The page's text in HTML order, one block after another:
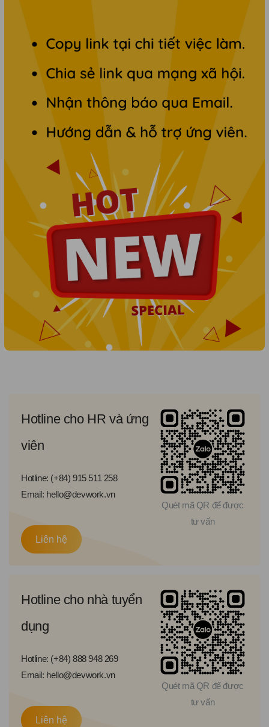
Hotline cho HR và ứng
viên
Hotline: (+84) 915 511 258
Email: hello@devwork.vn
Liên hệ
Quét mã QR để được
tư vấn
Hotline cho nhà tuyển
dụng
Hotline: (+84) 888 948 269
Email: hello@devwork.vn
Liên hệ
Quét mã QR để được
tư vấn